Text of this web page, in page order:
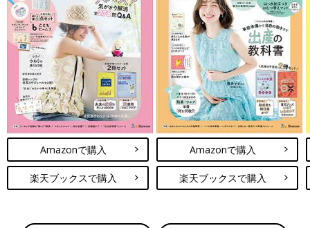
Amazonで購入
楽天ブックスで購入
Amazonで購入
楽天ブックスで購入